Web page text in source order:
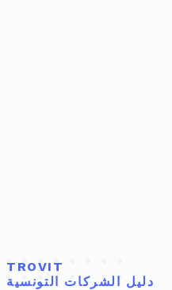
TROVIT
دليل الشركات التونسية